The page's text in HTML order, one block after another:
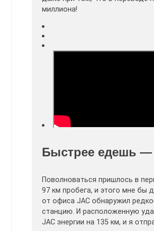
миллиона!
Быстрее едешь
Поволноваться пришлось в
97 км пробега, и этого мне бы
от офиса JAC обнаружил
станцию. И расположенную
JAC энергии на 135 км, и я